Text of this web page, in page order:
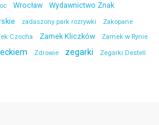
Wrocław Wydawnictwo Znak
zadaszony park rozrywki Zakopane
Czocha Zamek Kliczków Zamek w Rynie
Zdrowie zegarki Zegarki Destell